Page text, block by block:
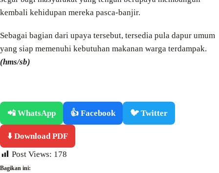
kembali kehidupan mereka pasca-banjir.
Sebagai bagian dari upaya tersebut, tersedia pula dapur umum
yang siap memenuhi kebutuhan makanan warga terdampak.
(hms/sb)
📲 WhatsApp 👍 Facebook 🐦 Twitter
⬇️ Download PDF
Post Views: 178
Bagikan ini: